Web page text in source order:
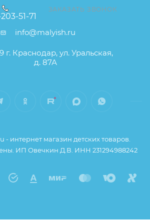
51-71
ЗАКАЗАТЬ ЗВОНОК
info@malyish.ru
г. Краснодар, ул. Уральская,
д. 87А
- интернет магазин детских товаров.
ИП Овечкин Д.В. ИНН 231294988242